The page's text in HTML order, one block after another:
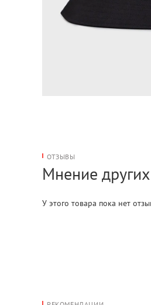
ОТЗЫВЫ
Мнение
У этого товара пока нет